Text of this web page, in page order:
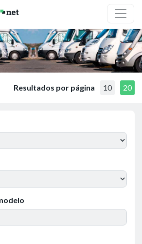
Resultados por página 10 20